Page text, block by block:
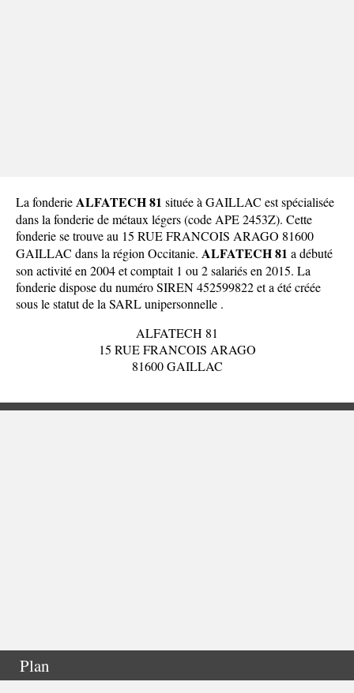
La fonderieALFATECH 81 située à GAILLAC est spécialisée
dans la fonderie de métaux légers (code APE 2453Z). Cette
fonderie se trouve au 15 RUE FRANCOIS ARAGO 81600
GAILLAC dans la région Occitanie. ALFATECH 81 a débuté
son activité en 2004 et comptait 1 ou 2 salariés en 2015. La
fonderie dispose du numéro SIREN 452599822 et a été créée
sous le statut de la SARL unipersonnelle .
ALFATECH 81
15 RUE FRANCOIS ARAGO
81600 GAILLAC
Plan